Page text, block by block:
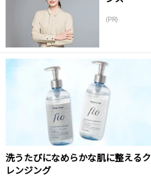
(PR)
洗うたびになめらかな肌に整えるク
レンジング